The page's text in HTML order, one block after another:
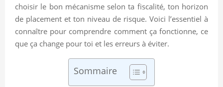
choisir le bon mécanisme selon ta fiscalité, ton horizon
de placement et ton niveau de risque. Voici l’essentiel à
connaître pour comprendre comment ça fonctionne, ce
que ça change pour toi et les erreurs à éviter.
Sommaire